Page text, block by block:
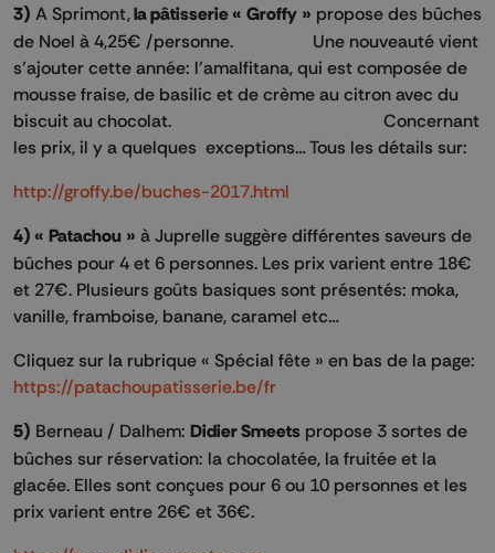
3) A Sprimont,la pâtisserie « Groffy » propose des bûches
de Noel à 4,25€ /personne. Une nouveauté vient
s’ajouter cette année: l’amalfitana, qui est composée de
mousse fraise, de basilic et de crème au citron avec du
biscuit au chocolat. Concernant
les prix, il y a quelques exceptions… Tous les détails sur:
http://groffy.be/buches-2017.html
4) « Patachou » à Juprelle suggère différentes saveurs de
bûches pour 4 et 6 personnes. Les prix varient entre 18€
et 27€. Plusieurs goûts basiques sont présentés: moka,
vanille, framboise, banane, caramel etc…
Cliquez sur la rubrique « Spécial fête » en bas de la page:
https://patachoupatisserie.be/fr
5) Berneau / Dalhem: Didier Smeets propose 3 sortes de
bûches sur réservation: la chocolatée, la fruitée et la
glacée. Elles sont conçues pour 6 ou 10 personnes et les
prix varient entre 26€ et 36€.